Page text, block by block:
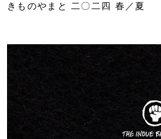
きものやまと 二〇二四 春／夏